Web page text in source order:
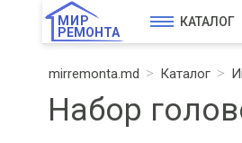
МИР
РЕМОНТА
КАТАЛОГ
mirremonta.md Каталог
Набор